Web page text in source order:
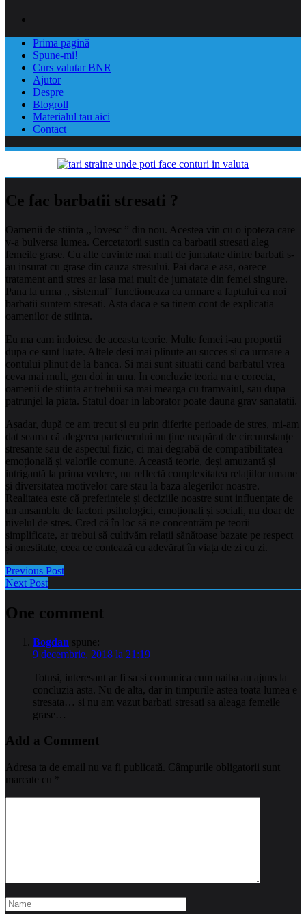
Prima pagină
Spune-mi!
Curs valutar BNR
Ajutor
Despre
Blogroll
Materialul tau aici
Contact
Ce fac barbatii stresati ?
Oamenii de stiinta ,, lovesc ” din nou. Acestea vin cu o ipoteza care
v-a bulversa lumea. Cercetatorii sustin ca barbatii stresati aleg
femeile grase. Cu alte cuvinte mai mult de jumatate dintre barbati s-
au insurat cu grase din cauza stresului. Pai daca e asa, oarece
tratament anti stres ar lasa mai mult de jumatate din femei singure.
Pana la urma ,, sistemul” functioneaza ca urmare a faptului ca noi
barbatii suntem stresati. Asta daca e sa tinem cont de explicatia
oamenilor de stiinta.
Eu ma cam indoiesc de aceasta teorie. Multe femei i-au proportii
dupa ce sunt luate. Altele desi mai plinute au succes si ca urmare a
contului plinut de la banca. Si mai sunt situatii cand barbatul vrea
ceva mai mult, gen doi in unu. In concluzie teoria nu e corecta,
oamenii de stiinta ar trebuii sa mai mearga cu tramvaiul, sau dupa
patrunjel la piata. Statul doar in laborator poate dauna grav sanatatii.
Așadar, după ce am trecut și eu prin diferite perioade de stres, mi-am
dat seama că alegerea partenerului nu ține neapărat de circumstanțe
stresante sau de aspectul fizic, ci mai degrabă de compatibilitatea
emoțională și valorile comune. Această teorie, deși amuzantă și
intrigantă la prima vedere, nu reflectă complexitatea relațiilor umane
și diversitatea motivelor care stau la baza alegerilor noastre.
Realitatea este că preferințele și deciziile noastre sunt influențate de
un ansamblu de factori psihologici, emoționali și sociali, nu doar de
nivelul de stres. Cred că în loc să ne concentrăm pe teorii
simplificate, ar trebui să cultivăm relații sănătoase bazate pe respect
și onestitate, ceea ce contează cu adevărat în viața de zi cu zi.
Previous Post
Next Post
One comment
Bogdan spune:
9 decembrie, 2018 la 21:19
Totusi, interesant ar fi sa si comunica cum naiba au ajuns la
concluzia asta. Nu de alta, dar in timpurile astea toata lumea e
stresata… si nu am vazut barbati stresati sa aleaga femeile
grase…
Add a Comment
Adresa ta de email nu va fi publicată. Câmpurile obligatorii sunt
marcate cu